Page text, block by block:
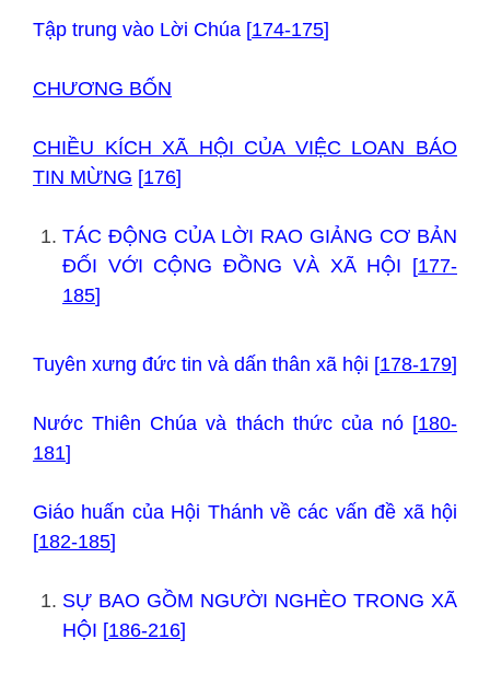
Tập trung vào Lời Chúa [174-175]
CHƯƠNG BỐN
CHIỀU KÍCH XÃ HỘI CỦA VIỆC LOAN BÁO
TIN MỪNG [176]
TÁC ĐỘNG CỦA LỜI RAO GIẢNG CƠ BẢN
ĐỐI VỚI CỘNG ĐỒNG VÀ XÃ HỘI [177-
185]
Tuyên xưng đức tin và dấn thân xã hội [178-179]
Nước Thiên Chúa và thách thức của nó [180-
181]
Giáo huấn của Hội Thánh về các vấn đề xã hội
[182-185]
SỰ BAO GỒM NGƯỜI NGHÈO TRONG XÃ
HỘI [186-216]